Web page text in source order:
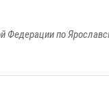
Федерации по